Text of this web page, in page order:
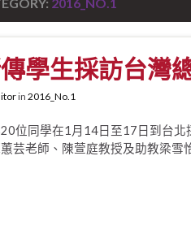
學生採訪台灣
in 2016_No.1
位同學在1月14日至17日到台北
芸老師、陳萱庭教授及助教梁雪